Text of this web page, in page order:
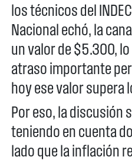
los técnicos del
Nacional echó, la
un valor de $5.300,
atraso importante
hoy ese valor supera
Por eso, la discusión
teniendo en cuenta
lado que la inflación